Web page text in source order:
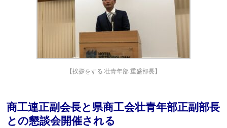
【挨拶をする 壮青年部 重盛部長】
商工連正副会長と県商工会壮青年部正副部長
との懇談会開催される